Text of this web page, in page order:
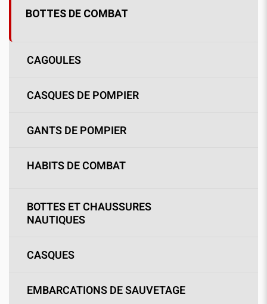
BOTTES DE COMBAT
CAGOULES
CASQUES DE POMPIER
GANTS DE POMPIER
HABITS DE COMBAT
BOTTES ET CHAUSSURES
NAUTIQUES
CASQUES
EMBARCATIONS DE SAUVETAGE